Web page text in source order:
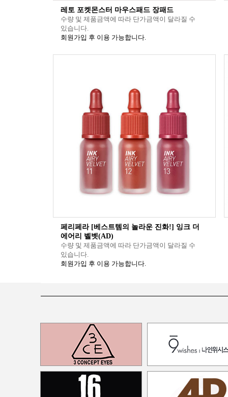
레토 포켓몬스터 마우스패드 장패드
수량 및 제품금액에 따라 단가금액이 달라질 수
있습니다.
회원가입 후 이용 가능합니다.
페리페라 [베스트템의 놀라운 진화!] 잉크 더
에어리 벨벳(AD)
수량 및 제품금액에 따라 단가금액이 달라질 수
있습니다.
회원가입 후 이용 가능합니다.